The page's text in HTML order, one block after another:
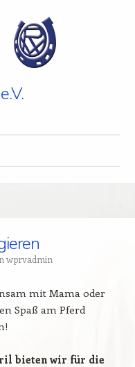
wprvadmin
mit Mama oder
Spaß am Pferd
bieten wir für die